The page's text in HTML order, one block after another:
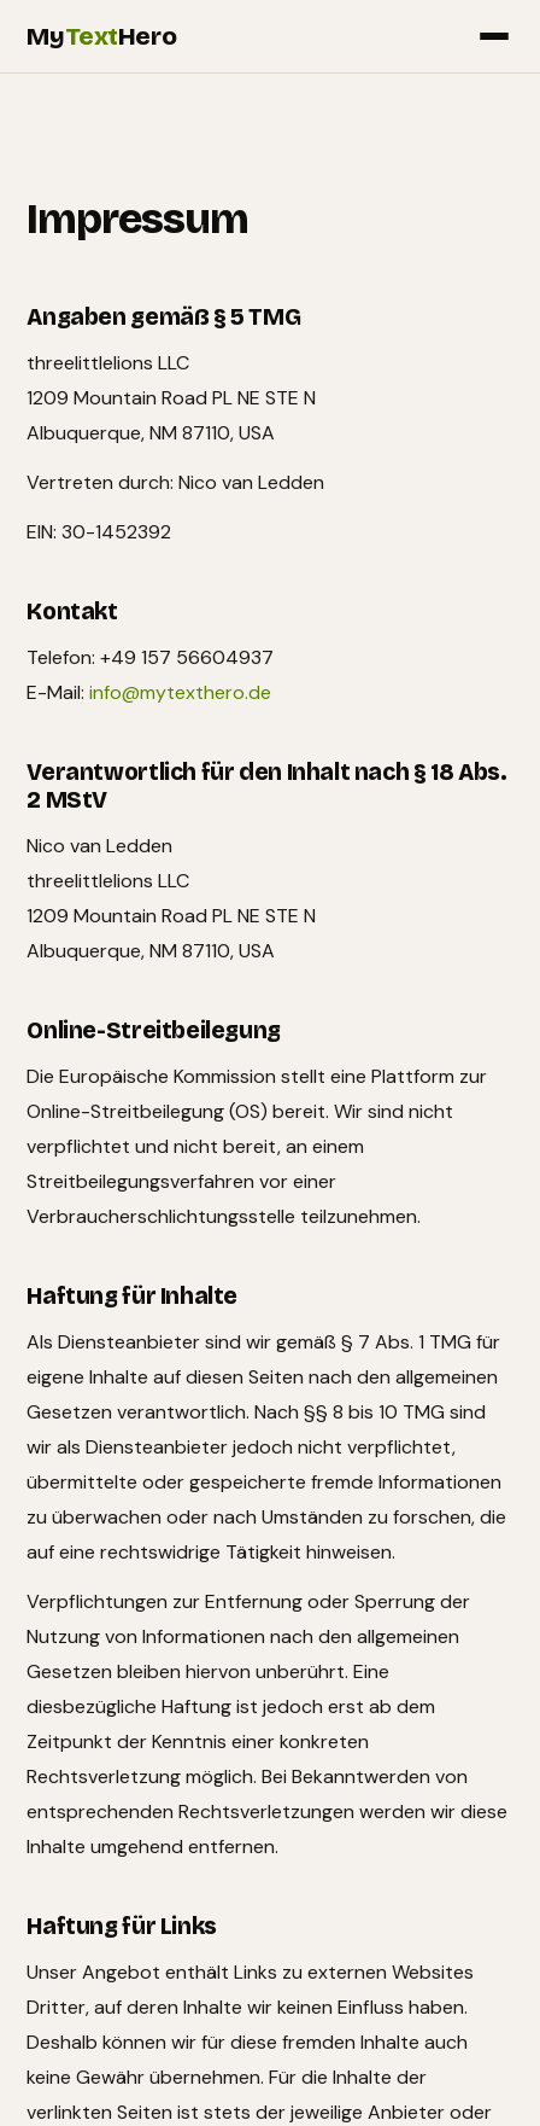
MyTextHero
Impressum
Angaben gemäß § 5 TMG
threelittlelions LLC
1209 Mountain Road PL NE STE N
Albuquerque, NM 87110, USA
Vertreten durch: Nico van Ledden
EIN: 30-1452392
Kontakt
Telefon: +49 157 56604937
E-Mail:info@mytexthero.de
Verantwortlich für den Inhalt nach § 18 Abs.
2 MStV
Nico van Ledden
threelittlelions LLC
1209 Mountain Road PL NE STE N
Albuquerque, NM 87110, USA
Online-Streitbeilegung
Die Europäische Kommission stellt eine Plattform zur
Online-Streitbeilegung (OS) bereit. Wir sind nicht
verpflichtet und nicht bereit, an einem
Streitbeilegungsverfahren vor einer
Verbraucherschlichtungsstelle teilzunehmen.
Haftung für Inhalte
Als Diensteanbieter sind wir gemäß § 7 Abs. 1 TMG für
eigene Inhalte auf diesen Seiten nach den allgemeinen
Gesetzen verantwortlich. Nach §§ 8 bis 10 TMG sind
wir als Diensteanbieter jedoch nicht verpflichtet,
übermittelte oder gespeicherte fremde Informationen
zu überwachen oder nach Umständen zu forschen, die
auf eine rechtswidrige Tätigkeit hinweisen.
Verpflichtungen zur Entfernung oder Sperrung der
Nutzung von Informationen nach den allgemeinen
Gesetzen bleiben hiervon unberührt. Eine
diesbezügliche Haftung ist jedoch erst ab dem
Zeitpunkt der Kenntnis einer konkreten
Rechtsverletzung möglich. Bei Bekanntwerden von
entsprechenden Rechtsverletzungen werden wir diese
Inhalte umgehend entfernen.
Haftung für Links
Unser Angebot enthält Links zu externen Websites
Dritter, auf deren Inhalte wir keinen Einfluss haben.
Deshalb können wir für diese fremden Inhalte auch
keine Gewähr übernehmen. Für die Inhalte der
verlinkten Seiten ist stets der jeweilige Anbieter oder